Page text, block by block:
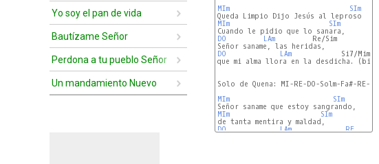
Yo soy el pan de vida
Bautízame Señor
Perdona a tu pueblo Señor
Un mandamiento Nuevo
MIm
SIm
MIm
SIm
DO
LAm
         Re/Sim
DO
LAm
            Si7/Mim
que mi alma llora en la desdicha. (bis)
Solo de Quena: MI-RE-DO-Solm-Fa#-RE-DO.
MIm
SIm
MIm
SIm
DO
LAm
RE